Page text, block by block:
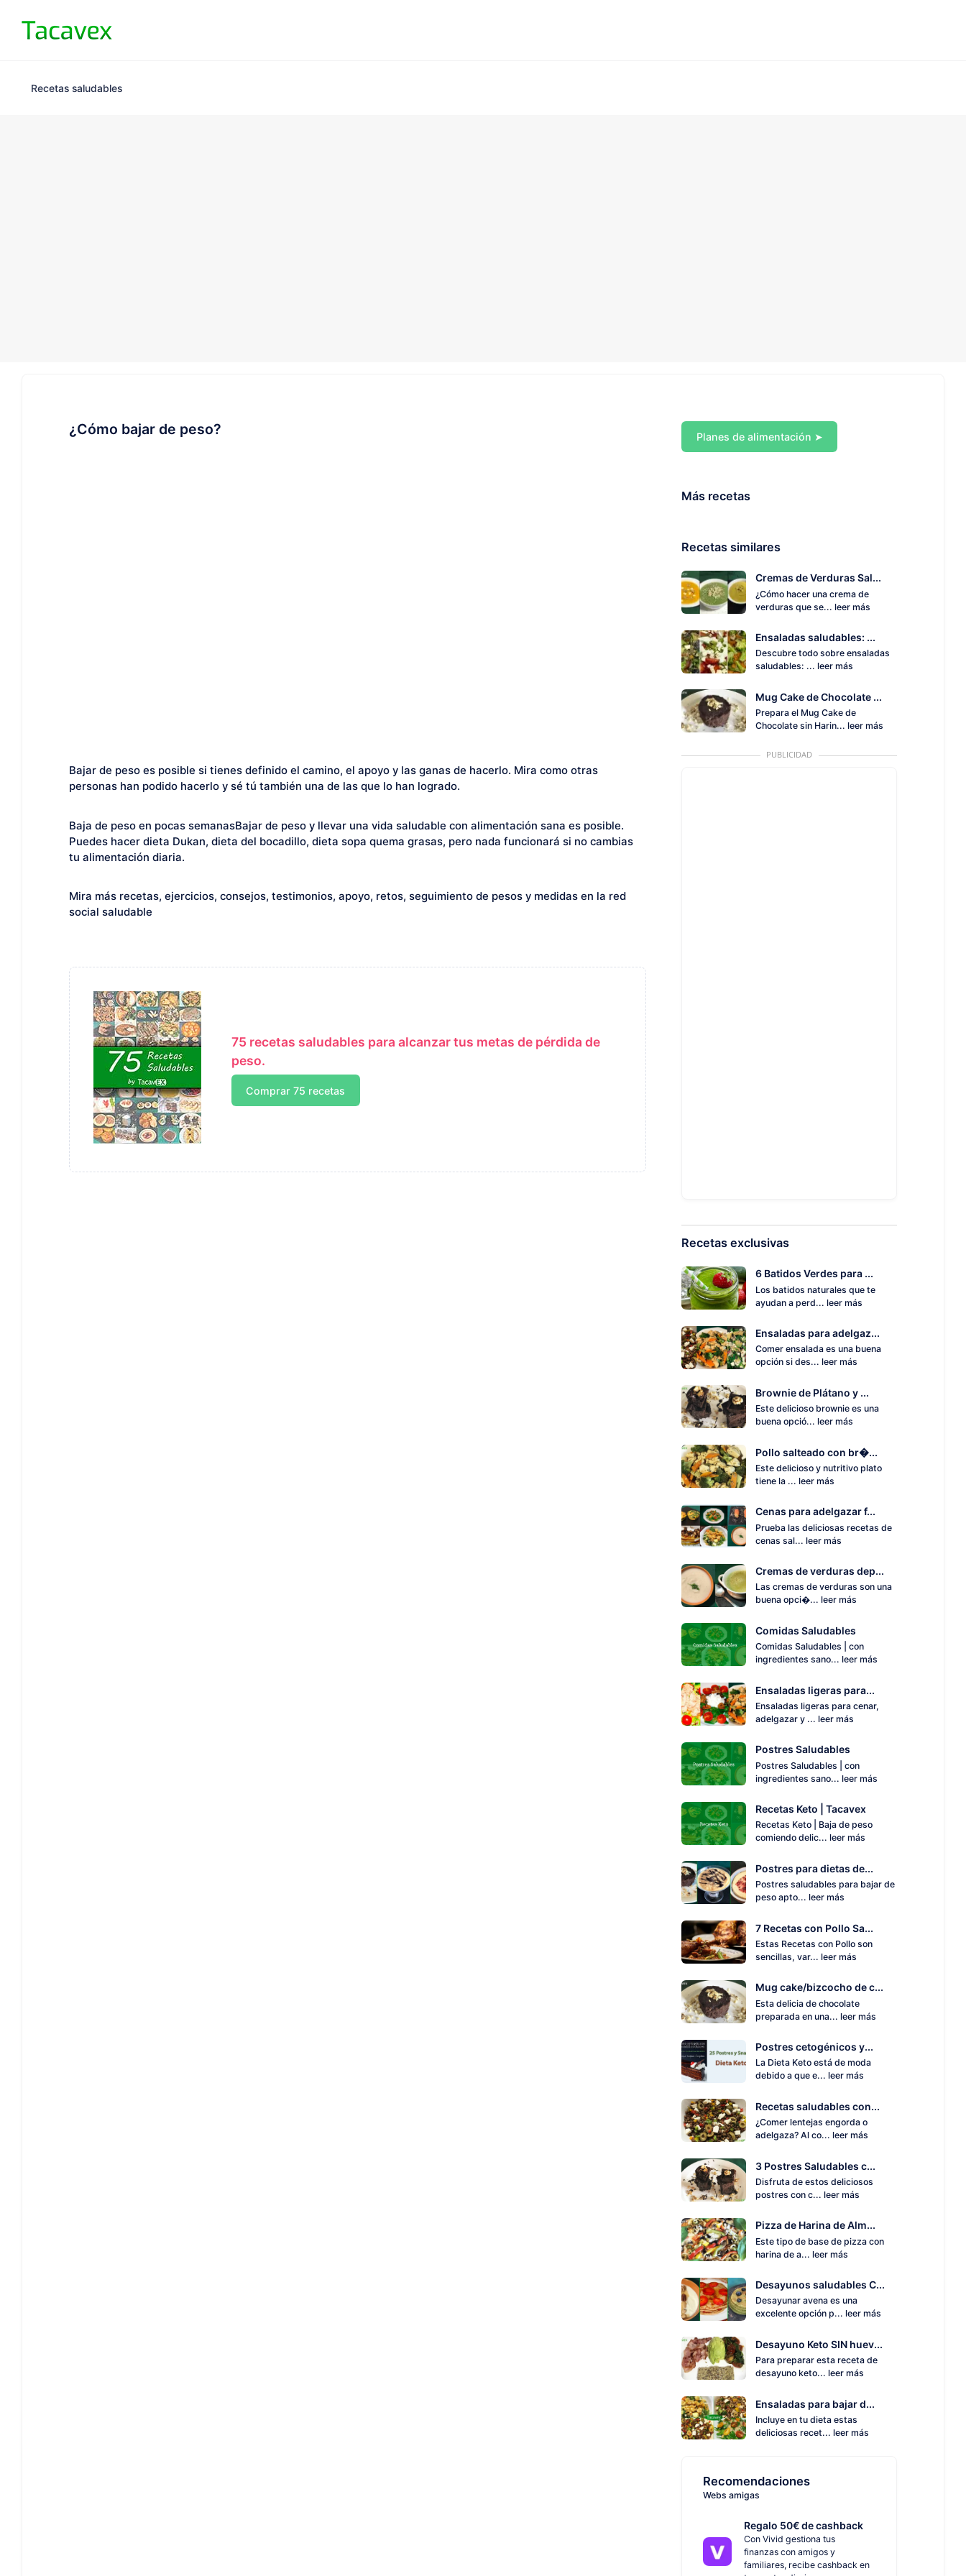
Recetas saludables
¿Cómo bajar de peso?
Bajar de peso es posible si tienes definido el camino, el apoyo y las ganas de hacerlo. Mira como otras
personas han podido hacerlo y sé tú también una de las que lo han logrado.
Baja de peso en pocas semanasBajar de peso y llevar una vida saludable con alimentación sana es posible.
Puedes hacer dieta Dukan, dieta del bocadillo, dieta sopa quema grasas, pero nada funcionará si no cambias
tu alimentación diaria.
Mira más recetas, ejercicios, consejos, testimonios, apoyo, retos, seguimiento de pesos y medidas en la red
social saludable
75 recetas saludables para alcanzar tus metas de pérdida de
peso.
Comprar 75 recetas
Planes de alimentación ➤
Más recetas
Recetas similares
Cremas de Verduras Sal...
¿Cómo hacer una crema de
verduras que se... leer más
Ensaladas saludables: ...
Descubre todo sobre ensaladas
saludables: ... leer más
Mug Cake de Chocolate ...
Prepara el Mug Cake de
Chocolate sin Harin... leer más
PUBLICIDAD
Recetas exclusivas
6 Batidos Verdes para ...
Los batidos naturales que te
ayudan a perd... leer más
Ensaladas para adelgaz...
Comer ensalada es una buena
opción si des... leer más
Brownie de Plátano y ...
Este delicioso brownie es una
buena opció... leer más
Pollo salteado con br�...
Este delicioso y nutritivo plato
tiene la ... leer más
Cenas para adelgazar f...
Prueba las deliciosas recetas de
cenas sal... leer más
Cremas de verduras dep...
Las cremas de verduras son una
buena opci�... leer más
Comidas Saludables
Comidas Saludables | con
ingredientes sano... leer más
Ensaladas ligeras para...
Ensaladas ligeras para cenar,
adelgazar y ... leer más
Postres Saludables
Postres Saludables | con
ingredientes sano... leer más
Recetas Keto | Tacavex
Recetas Keto | Baja de peso
comiendo delic... leer más
Postres para dietas de...
Postres saludables para bajar de
peso apto... leer más
7 Recetas con Pollo Sa...
Estas Recetas con Pollo son
sencillas, var... leer más
Mug cake/bizcocho de c...
Esta delicia de chocolate
preparada en una... leer más
Postres cetogénicos y...
La Dieta Keto está de moda
debido a que e... leer más
Recetas saludables con...
¿Comer lentejas engorda o
adelgaza? Al co... leer más
3 Postres Saludables c...
Disfruta de estos deliciosos
postres con c... leer más
Pizza de Harina de Alm...
Este tipo de base de pizza con
harina de a... leer más
Desayunos saludables C...
Desayunar avena es una
excelente opción p... leer más
Desayuno Keto SIN huev...
Para preparar esta receta de
desayuno keto... leer más
Ensaladas para bajar d...
Incluye en tu dieta estas
deliciosas recet... leer más
Recomendaciones
Webs amigas
Regalo 50€ de cashback
Con Vivid gestiona tus
finanzas con amigos y
familiares, recibe cashback en